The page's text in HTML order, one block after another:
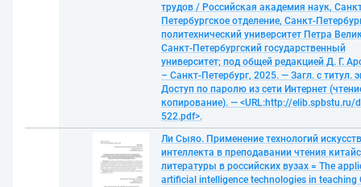
трудов / Российская академия наук,
Петербургское отделение, Санкт-
политехнический университет Петра
Санкт-Петербургский государственный
университет; под общей редакцией Д. Г.
– Санкт-Петербург, 2025. — Загл. с титул.
Доступ по паролю из сети Интернет
копирование). — <URL:http://elib.spbstu.ru/
522.pdf>.
Ли Сыяо. Применение технологий
интеллекта в преподавании чтения
литературы в российских вузах = The
artificial intelligence technologies in teaching